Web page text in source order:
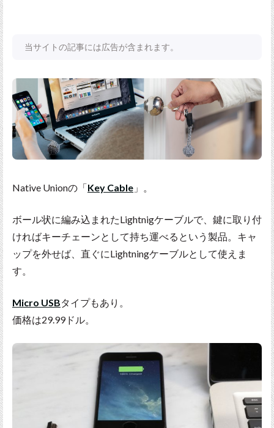
当サイトの記事には広告が含まれます。
Native Unionの「Key Cable 」。
ボール状に編み込まれたLightnigケーブルで、鍵に取り付
ければキーチェーンとして持ち運べるという製品。キャ
ップを外せば、直ぐにLightningケーブルとして使えま
す。
Micro USBタイプもあり。
価格は29.99ドル。